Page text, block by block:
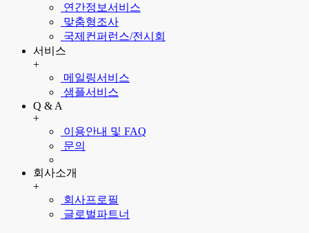
연간정보서비스
맞춤형조사
국제컨퍼런스/전시회
서비스
+
메일링서비스
샘플서비스
Q & A
+
이용안내 및 FAQ
문의
회사소개
+
회사프로필
글로벌파트너